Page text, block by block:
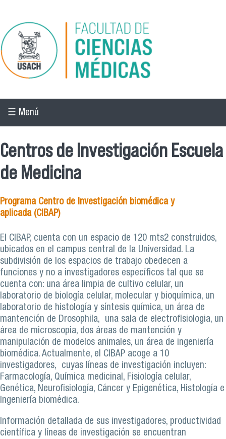
Pasar al contenido principal
☰ Menú
Centros de Investigación Escuela
de Medicina
Programa Centro de Investigación biomédica y
aplicada(CIBAP)
El CIBAP, cuenta con un espacio de 120 mts2 construidos,
ubicados en el campus central de la Universidad. La
subdivisión de los espacios de trabajo obedecen a
funciones y no a investigadores específicos tal que se
cuenta con: una área limpia de cultivo celular, un
laboratorio de biología celular, molecular y bioquímica, un
laboratorio de histología y síntesis química, un área de
mantención de Drosophila, una sala de electrofisiologia, un
área de microscopia, dos áreas de mantención y
manipulación de modelos animales, un área de ingeniería
biomédica. Actualmente, el CIBAP acoge a 10
investigadores, cuyas líneas de investigación incluyen:
Farmacología, Química medicinal, Fisiología celular,
Genética, Neurofisiología, Cáncer y Epigenética, Histología e
Ingeniería biomédica.
Información detallada de sus investigadores, productividad
científica y líneas de investigación se encuentran